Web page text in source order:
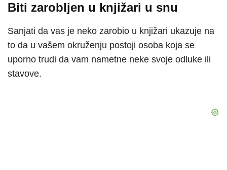
Biti zarobljen u knjižari u snu
Sanjati da vas je neko zarobio u knjižari ukazuje na
to da u vašem okruženju postoji osoba koja se
uporno trudi da vam nametne neke svoje odluke ili
stavove.